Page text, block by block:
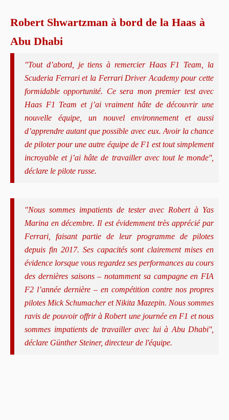
Robert Shwartzman à bord de la Haas à
Abu Dhabi
"Tout d’abord, je tiens à remercier Haas F1 Team, la
Scuderia Ferrari et la Ferrari Driver Academy pour cette
formidable opportunité. Ce sera mon premier test avec
Haas F1 Team et j’ai vraiment hâte de découvrir une
nouvelle équipe, un nouvel environnement et aussi
d’apprendre autant que possible avec eux. Avoir la chance
de piloter pour une autre équipe de F1 est tout simplement
incroyable et j’ai hâte de travailler avec tout le monde'',
déclare le pilote russe.
"Nous sommes impatients de tester avec Robert à Yas
Marina en décembre. Il est évidemment très apprécié par
Ferrari, faisant partie de leur programme de pilotes
depuis fin 2017. Ses capacités sont clairement mises en
évidence lorsque vous regardez ses performances au cours
des dernières saisons – notamment sa campagne en FIA
F2 l’année dernière – en compétition contre nos propres
pilotes Mick Schumacher et Nikita Mazepin. Nous sommes
ravis de pouvoir offrir à Robert une journée en F1 et nous
sommes impatients de travailler avec lui à Abu Dhabi'',
déclare Günther Steiner, directeur de l'équipe.